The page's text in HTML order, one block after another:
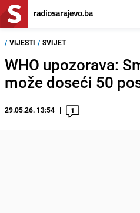
/ VIJESTI / SVIJET
WHO upozorava:
može doseći 50
29.05.26. 13:54 1